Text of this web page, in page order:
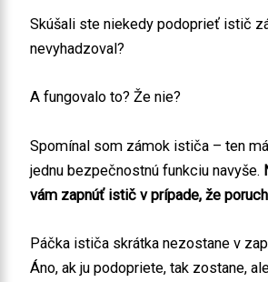
Skúšali ste niekedy podoprieť istič
nevyhadzoval?
A fungovalo to? Že nie?
Spomínal som zámok ističa – ten
jednu bezpečnostnú funkciu navyše.
vám zapnúť istič v prípade, že
Páčka ističa skrátka nezostane v
Áno, ak ju podopriete, tak zostane,